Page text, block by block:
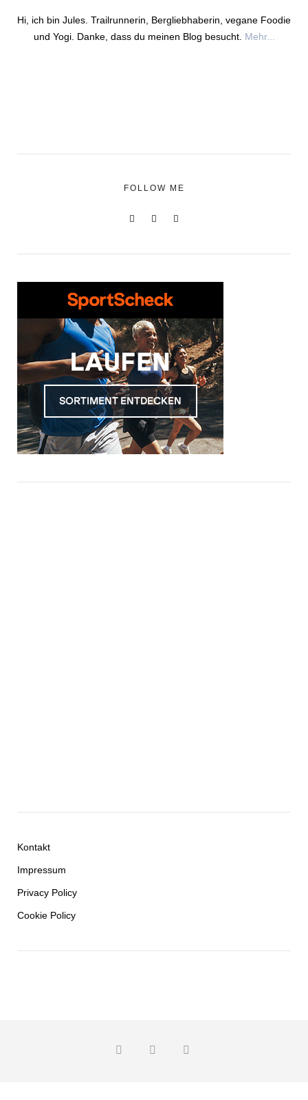
Hi, ich bin Jules. Trailrunnerin, Bergliebhaberin, vegane Foodie
und Yogi. Danke, dass du meinen Blog besucht. Mehr...
FOLLOW ME
Kontakt
Impressum
Privacy Policy
Cookie Policy